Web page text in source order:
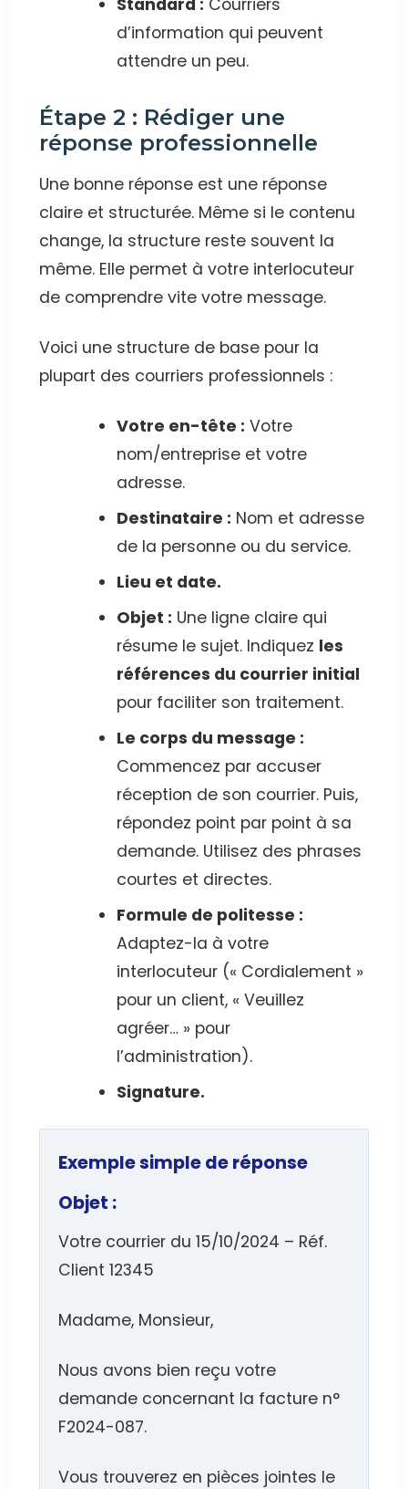
Standard : Courriers
d’information qui peuvent
attendre un peu.
Étape 2 : Rédiger une
réponse professionnelle
Une bonne réponse est une réponse
claire et structurée. Même si le contenu
change, la structure reste souvent la
même. Elle permet à votre interlocuteur
de comprendre vite votre message.
Voici une structure de base pour la
plupart des courriers professionnels :
Votre en-tête : Votre
nom/entreprise et votre
adresse.
Destinataire : Nom et adresse
de la personne ou du service.
Lieu et date.
Objet : Une ligne claire qui
résume le sujet. Indiquez les
références du courrier initial
pour faciliter son traitement.
Le corps du message :
Commencez par accuser
réception de son courrier. Puis,
répondez point par point à sa
demande. Utilisez des phrases
courtes et directes.
Formule de politesse :
Adaptez-la à votre
interlocuteur (« Cordialement »
pour un client, « Veuillez
agréer… » pour
l’administration).
Signature.
Exemple simple de réponse
Objet :
Votre courrier du 15/10/2024 – Réf.
Client 12345
Madame, Monsieur,
Nous avons bien reçu votre
demande concernant la facture n°
F2024-087.
Vous trouverez en pièces jointes le